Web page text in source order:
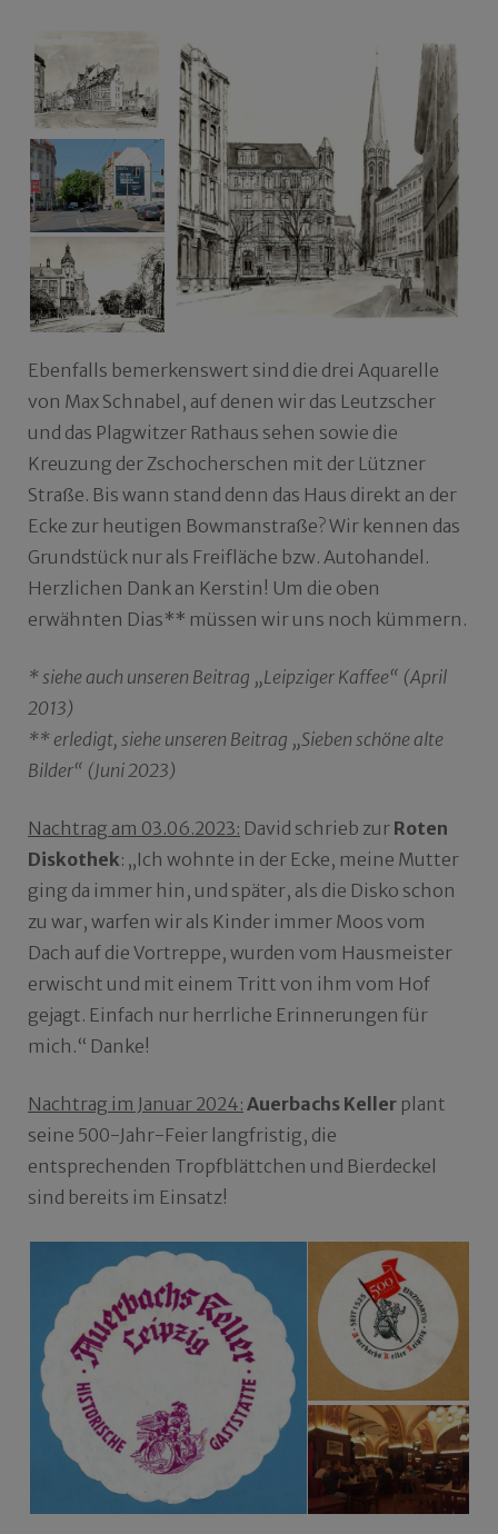
Ebenfalls bemerkenswert sind die drei Aquarelle
von Max Schnabel, auf denen wir das Leutzscher
und das Plagwitzer Rathaus sehen sowie die
Kreuzung der Zschocherschen mit der Lützner
Straße. Bis wann stand denn das Haus direkt an der
Ecke zur heutigen Bowmanstraße? Wir kennen das
Grundstück nur als Freifläche bzw. Autohandel.
Herzlichen Dank an Kerstin! Um die oben
erwähnten Dias** müssen wir uns noch kümmern.
* siehe auch unseren Beitrag „Leipziger Kaffee“ (April
2013)
** erledigt, siehe unseren Beitrag „Sieben schöne alte
Bilder“ (Juni 2023)
Nachtrag am 03.06.2023: David schrieb zur Roten
Diskothek: „Ich wohnte in der Ecke, meine Mutter
ging da immer hin, und später, als die Disko schon
zu war, warfen wir als Kinder immer Moos vom
Dach auf die Vortreppe, wurden vom Hausmeister
erwischt und mit einem Tritt von ihm vom Hof
gejagt. Einfach nur herrliche Erinnerungen für
mich.“ Danke!
Nachtrag im Januar 2024: Auerbachs Keller plant
seine 500-Jahr-Feier langfristig, die
entsprechenden Tropfblättchen und Bierdeckel
sind bereits im Einsatz!